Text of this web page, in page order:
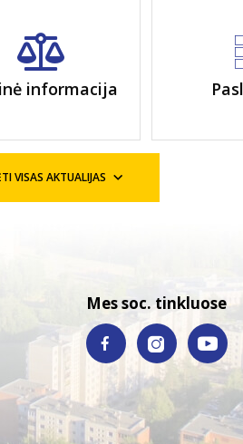
informacija
VISAS AKTUALIJAS
Mes soc. tinkluose